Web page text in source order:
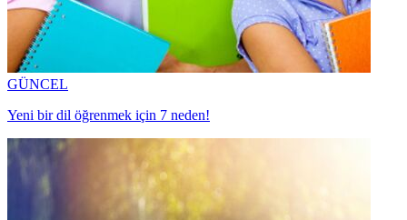
GÜNCEL
Yeni bir dil öğrenmek için 7 neden!